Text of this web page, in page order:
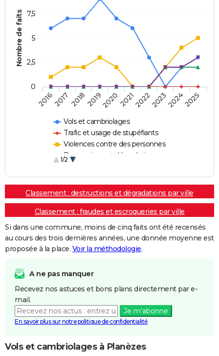
Nombre de faits
Vols et cambriolages
Trafic et usage de stupéfiants
Violences contre des personnes
Destructions et dégradations
1/2
20162017 20182019202020212022202320242025
0
2,5
5
7,5
Classement : destructions et dégradations par ville
Classement : fraudes et escroqueries par ville
Si dans une commune, moins de cinq faits ont été recensés
au cours des trois dernières années, une donnée moyenne est
proposée à la place. Voir la méthodologie.
A ne pas manquer
Recevez nos astuces et bons plans directement par e-
mail.
Je m'abonne
En savoir plus sur notre politique de confidentialité
Vols et cambriolages à Planèzes